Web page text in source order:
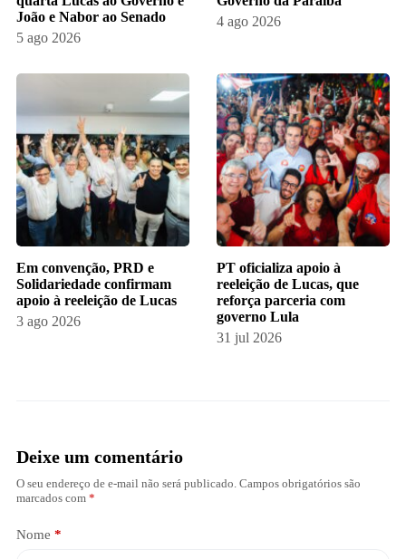
João e Nabor ao Senado
5 ago 2026
4 ago 2026
Em convenção, PRD e
Solidariedade confirmam
apoio à reeleição de Lucas
3 ago 2026
PT oficializa apoio à
reeleição de Lucas, que
reforça parceria com
governo Lula
31 jul 2026
Deixe um comentário
O seu endereço de e-mail não será publicado. Campos obrigatórios são
marcados com *
Nome *